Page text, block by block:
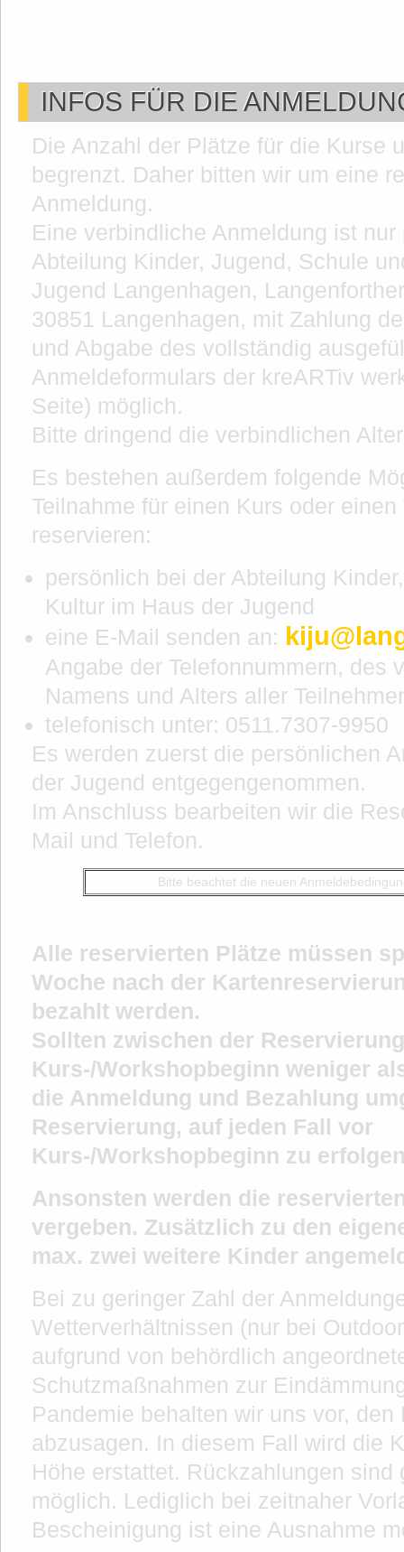
INFOS FÜR DIE
Die Anzahl der Plätze für die Kurse
begrenzt. Daher bitten wir um eine
Anmeldung.
Eine verbindliche Anmeldung ist
Abteilung Kinder, Jugend, Schule
Jugend Langenhagen,
30851 Langenhagen, mit Zahlung
und Abgabe des vollständig
Anmeldeformulars der kreARTiv
Seite) möglich.
Bitte dringend die verbindlichen
Es bestehen außerdem folgende
Teilnahme für einen Kurs oder
reservieren:
persönlich bei der Abteilung
Kultur im Haus der Jugend
eine E-Mail senden an:
Angabe der Telefonnummern, des
Namens und Alters aller
telefonisch unter: 0511.7307-9950
Es werden zuerst die persönlichen
der Jugend entgegengenommen.
Im Anschluss bearbeiten wir die
Mail und Telefon.
Bitte beachtet die neuen
Alle reservierten Plätze müssen
Woche nach der
bezahlt werden.
Sollten zwischen der
Kurs-/Workshopbeginn weniger
die Anmeldung und Bezahlung
Reservierung, auf jeden Fall vor
Kurs-/Workshopbeginn zu
Ansonsten werden die
vergeben. Zusätzlich zu den
max. zwei weitere Kinder
Bei zu geringer Zahl der
Wetterverhältnissen (nur bei
aufgrund von behördlich
Schutzmaßnahmen zur
Pandemie behalten wir uns vor,
abzusagen. In diesem Fall wird die
Höhe erstattet. Rückzahlungen sind
möglich. Lediglich bei zeitnaher
Bescheinigung ist eine Ausnahme